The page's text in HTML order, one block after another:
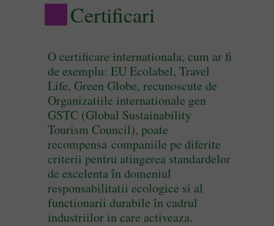
Certificari
O certificare internationala, cum ar fi
de exemplu: EU Ecolabel, Travel
Life, Green Globe, recunoscute de
Organizatiile internationale gen
GSTC (Global Sustainability
Tourism Council), poate
recompensa companiile pe diferite
criterii pentru atingerea standardelor
de excelenta în domeniul
responsabilitatii ecologice si al
functionarii durabile în cadrul
industriilor in care activeaza.